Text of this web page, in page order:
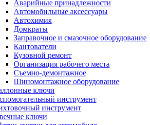
Аварийные принадлежности
Автомобильные аксессуары
Автохимия
Домкраты
Заправочное и смазочное оборудование
Кантователи
Кузовной ремонт
Организация рабочего места
Съемно-демонтажное
Шиномонтажное оборудование
ключи
инструмент
инструмент
ключи